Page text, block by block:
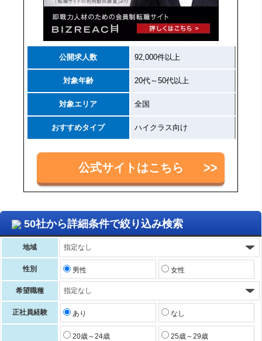
公開求人数 92,000件以上
対象年齢 20代～50代以上
対象エリア 全国
おすすめタイプ ハイクラス向け
公式サイトはこちら
50社から詳細条件で絞り込み検索
地域
性別 男性 女性
希望職種
正社員経験 あり なし
20歳～24歳 25歳～29歳